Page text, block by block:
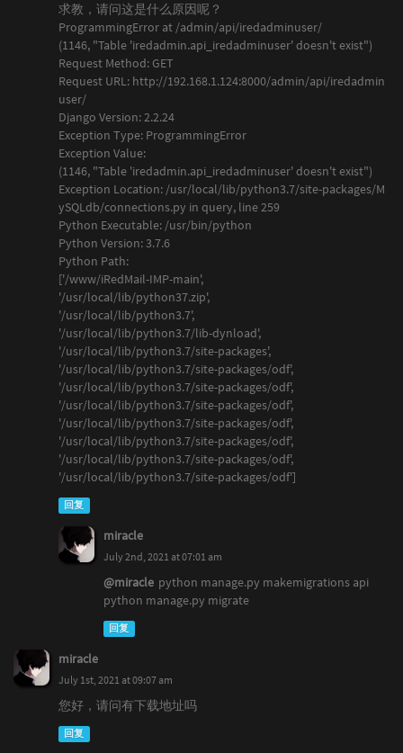
求教，请问这是什么原因呢？
ProgrammingError at /admin/api/iredadminuser/
(1146, "Table 'iredadmin.api_iredadminuser' doesn't exist")
Request Method: GET
Request URL: http://192.168.1.124:8000/admin/api/iredadmin
user/
Django Version: 2.2.24
Exception Type: ProgrammingError
Exception Value:
(1146, "Table 'iredadmin.api_iredadminuser' doesn't exist")
Exception Location: /usr/local/lib/python3.7/site-packages/M
ySQLdb/connections.py in query, line 259
Python Executable: /usr/bin/python
Python Version: 3.7.6
Python Path:
['/www/iRedMail-IMP-main',
'/usr/local/lib/python37.zip',
'/usr/local/lib/python3.7',
'/usr/local/lib/python3.7/lib-dynload',
'/usr/local/lib/python3.7/site-packages',
'/usr/local/lib/python3.7/site-packages/odf',
'/usr/local/lib/python3.7/site-packages/odf',
'/usr/local/lib/python3.7/site-packages/odf',
'/usr/local/lib/python3.7/site-packages/odf',
'/usr/local/lib/python3.7/site-packages/odf',
'/usr/local/lib/python3.7/site-packages/odf',
'/usr/local/lib/python3.7/site-packages/odf']
回复
miracle
July 2nd, 2021 at 07:01 am
@miracle python manage.py makemigrations api
python manage.py migrate
回复
miracle
July 1st, 2021 at 09:07 am
您好，请问有下载地址吗
回复